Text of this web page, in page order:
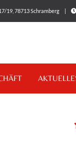
19, 78713 Schramberg |